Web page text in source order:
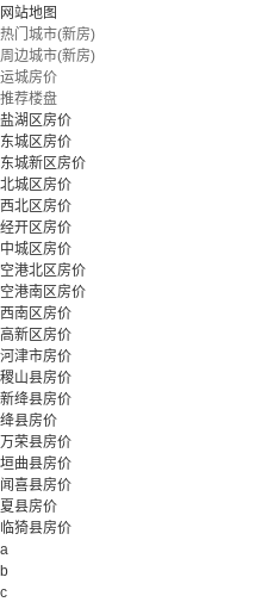
网站地图
热门城市(新房)
周边城市(新房)
运城房价
推荐楼盘
盐湖区房价
东城区房价
东城新区房价
北城区房价
西北区房价
经开区房价
中城区房价
空港北区房价
空港南区房价
西南区房价
高新区房价
河津市房价
稷山县房价
新绛县房价
绛县房价
万荣县房价
垣曲县房价
闻喜县房价
夏县房价
临猗县房价
a
b
c